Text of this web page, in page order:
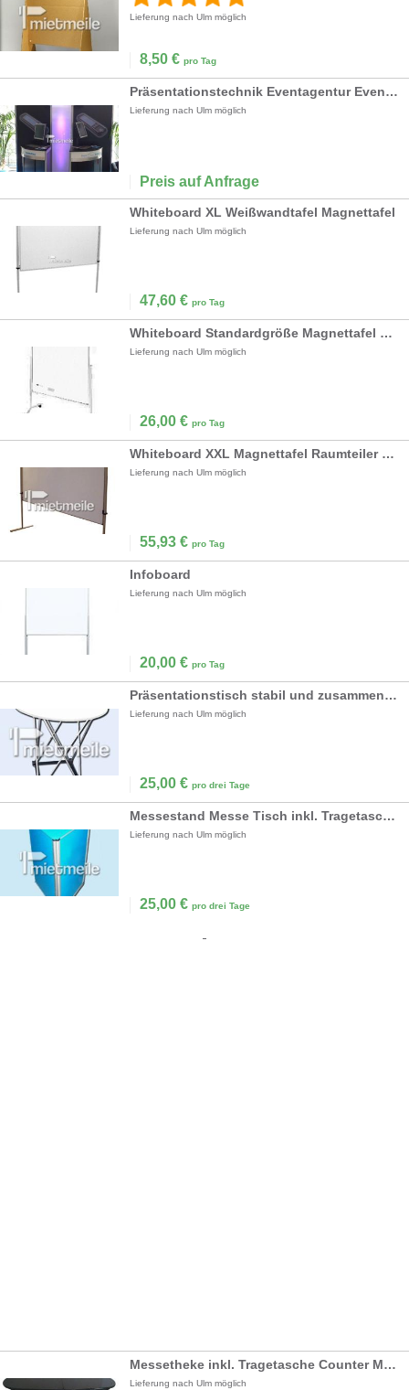
Lieferung nach Ulm möglich
8,50 € pro Tag
Präsentationstechnik Eventagentur Eventbegleitung
Lieferung nach Ulm möglich
Preis auf Anfrage
Whiteboard XL Weißwandtafel Magnettafel
Lieferung nach Ulm möglich
47,60 € pro Tag
Whiteboard Standardgröße Magnettafel Posterwand
Lieferung nach Ulm möglich
26,00 € pro Tag
Whiteboard XXL Magnettafel Raumteiler Stellwand
Lieferung nach Ulm möglich
55,93 € pro Tag
Infoboard
Lieferung nach Ulm möglich
20,00 € pro Tag
Präsentationstisch stabil und zusammenklappbar
Lieferung nach Ulm möglich
25,00 € pro drei Tage
Messestand Messe Tisch inkl. Tragetasche mobil
Lieferung nach Ulm möglich
25,00 € pro drei Tage
Messetheke inkl. Tragetasche Counter Messestand
Lieferung nach Ulm möglich